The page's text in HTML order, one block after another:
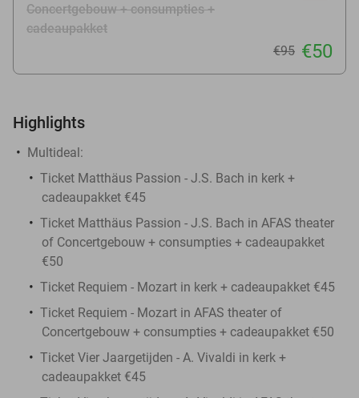
Concertgebouw + consumpties +
cadeaupakket
€95 €50
Highlights
Multideal:
Ticket Matthäus Passion - J.S. Bach in kerk +
cadeaupakket €45
Ticket Matthäus Passion - J.S. Bach in AFAS theater
of Concertgebouw + consumpties + cadeaupakket
€50
Ticket Requiem - Mozart in kerk + cadeaupakket €45
Ticket Requiem - Mozart in AFAS theater of
Concertgebouw + consumpties + cadeaupakket €50
Ticket Vier Jaargetijden - A. Vivaldi in kerk +
cadeaupakket €45